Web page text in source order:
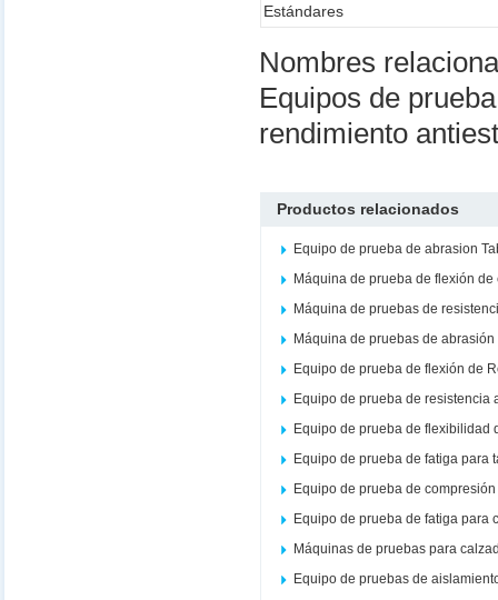
Estándares
Nombres
Equipos de
rendimiento
Productos relacionados
Equipo de prueba de abrasion
Máquina de prueba de flexión de
Máquina de pruebas de
Máquina de pruebas de
Equipo de prueba de flexión de
Equipo de prueba de resistencia
Equipo de prueba de flexibilidad
Equipo de prueba de fatiga para
Equipo de prueba de
Equipo de prueba de fatiga para
Máquinas de pruebas para
Equipo de pruebas de